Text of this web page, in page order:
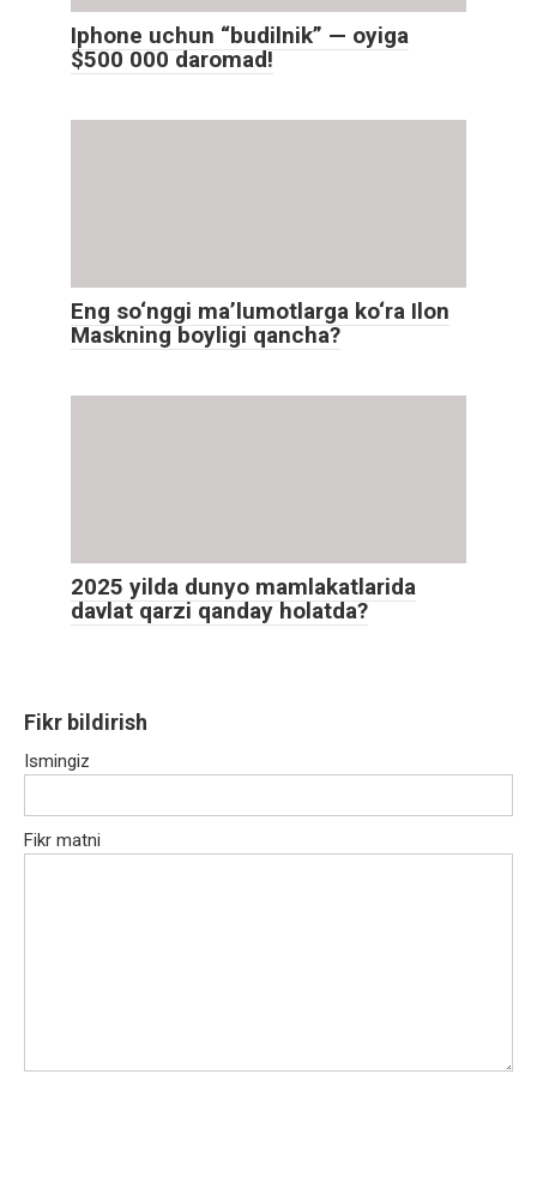
Iphone uchun “budilnik” — oyiga
$500 000 daromad!
Eng so‘nggi maʼlumotlarga ko‘ra Ilon
Maskning boyligi qancha?
2025 yilda dunyo mamlakatlarida
davlat qarzi qanday holatda?
Fikr bildirish
Ismingiz
Fikr matni